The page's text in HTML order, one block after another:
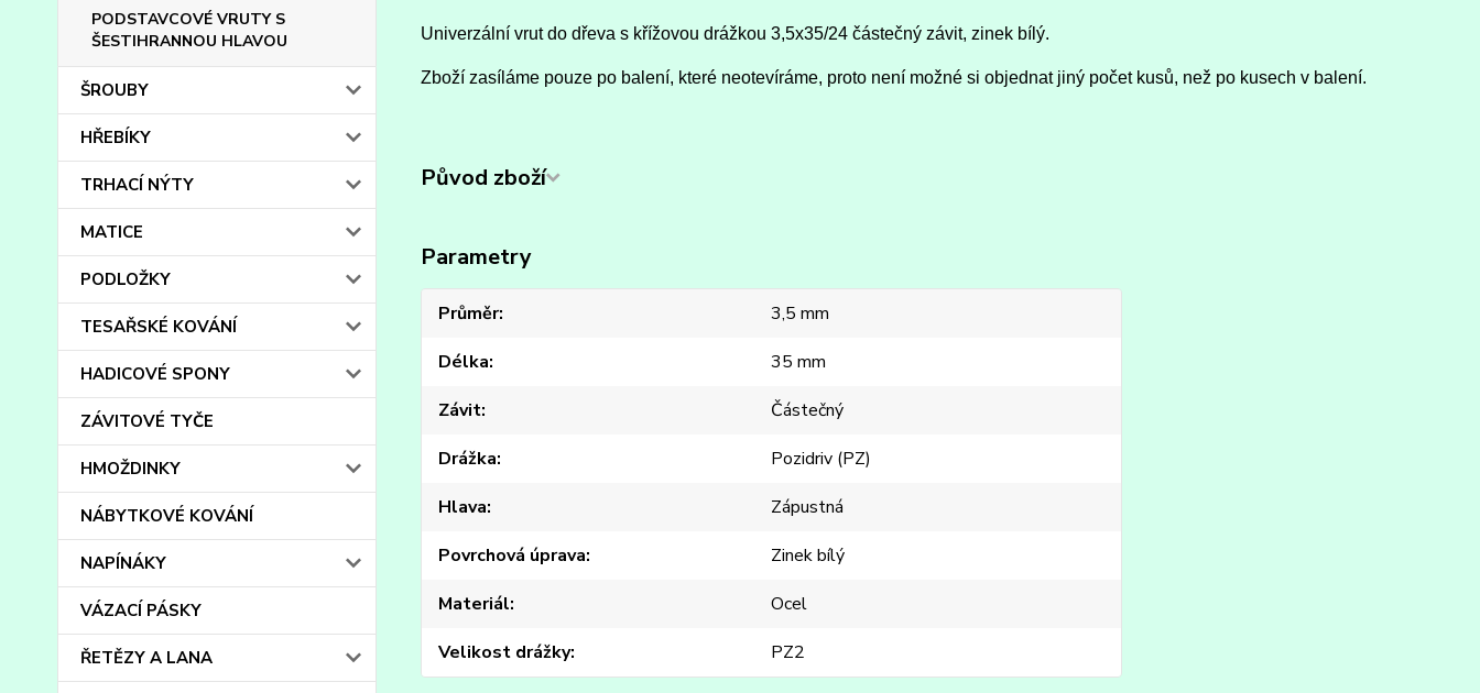
PODSTAVCOVÉ VRUTY S
ŠESTIHRANNOU HLAVOU
ŠROUBY
HŘEBÍKY
TRHACÍ NÝTY
MATICE
PODLOŽKY
TESAŘSKÉ KOVÁNÍ
HADICOVÉ SPONY
ZÁVITOVÉ TYČE
HMOŽDINKY
NÁBYTKOVÉ KOVÁNÍ
NAPÍNÁKY
VÁZACÍ PÁSKY
ŘETĚZY A LANA
Univerzální vrut do dřeva s křížovou drážkou 3,5x35/24 částečný závit, zinek bílý.
Zboží zasíláme pouze po balení, které neotevíráme, proto není možné si objednat jiný počet kusů, než po kusech v balení.
Původ zboží
Parametry
Průměr
3,5 mm
Délka
35 mm
Závit
Částečný
Drážka
Pozidriv (PZ)
Hlava
Zápustná
Povrchová úprava
Zinek bílý
Materiál
Ocel
Velikost drážky
PZ2